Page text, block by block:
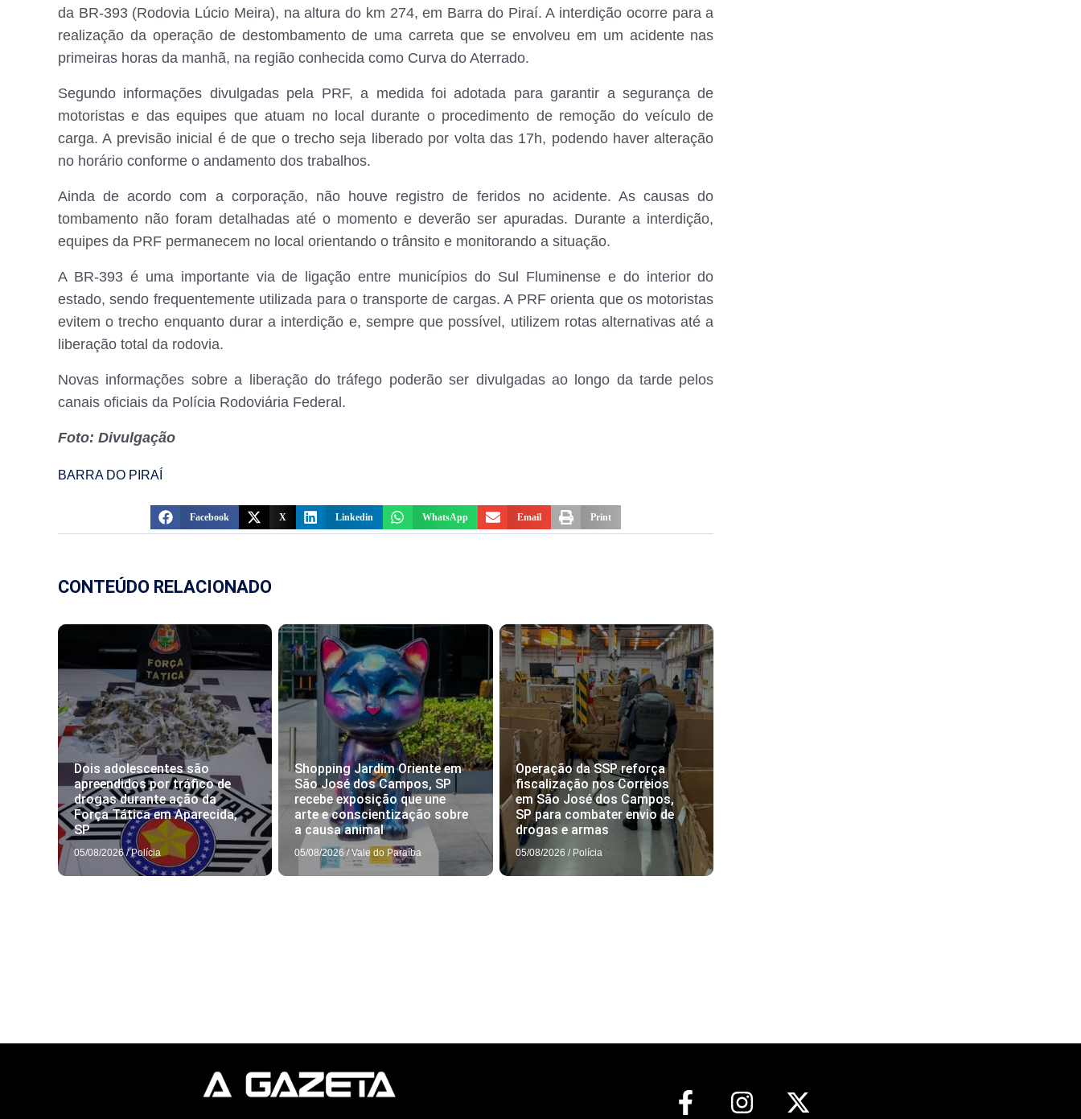
da BR-393 (Rodovia Lúcio Meira), na altura do km 274, em Barra do Piraí. A interdição ocorre para a
realização da operação de destombamento de uma carreta que se envolveu em um acidente nas
primeiras horas da manhã, na região conhecida como Curva do Aterrado.
Segundo informações divulgadas pela PRF, a medida foi adotada para garantir a segurança de
motoristas e das equipes que atuam no local durante o procedimento de remoção do veículo de
carga. A previsão inicial é de que o trecho seja liberado por volta das 17h, podendo haver alteração
no horário conforme o andamento dos trabalhos.
Ainda de acordo com a corporação, não houve registro de feridos no acidente. As causas do
tombamento não foram detalhadas até o momento e deverão ser apuradas. Durante a interdição,
equipes da PRF permanecem no local orientando o trânsito e monitorando a situação.
A BR-393 é uma importante via de ligação entre municípios do Sul Fluminense e do interior do
estado, sendo frequentemente utilizada para o transporte de cargas. A PRF orienta que os motoristas
evitem o trecho enquanto durar a interdição e, sempre que possível, utilizem rotas alternativas até a
liberação total da rodovia.
Novas informações sobre a liberação do tráfego poderão ser divulgadas ao longo da tarde pelos
canais oficiais da Polícia Rodoviária Federal.
Foto: Divulgação
BARRA DO PIRAÍ
Facebook X Linkedin WhatsApp Email Print
CONTEÚDO RELACIONADO
Dois adolescentes são
apreendidos por tráfico de
drogas durante ação da
Força Tática em Aparecida,
SP
05/08/2026 / Polícia
Shopping Jardim Oriente em
São José dos Campos, SP
recebe exposição que une
arte e conscientização sobre
a causa animal
05/08/2026 / Vale do Paraíba
Operação da SSP reforça
fiscalização nos Correios
em São José dos Campos,
SP para combater envio de
drogas e armas
05/08/2026 / Polícia